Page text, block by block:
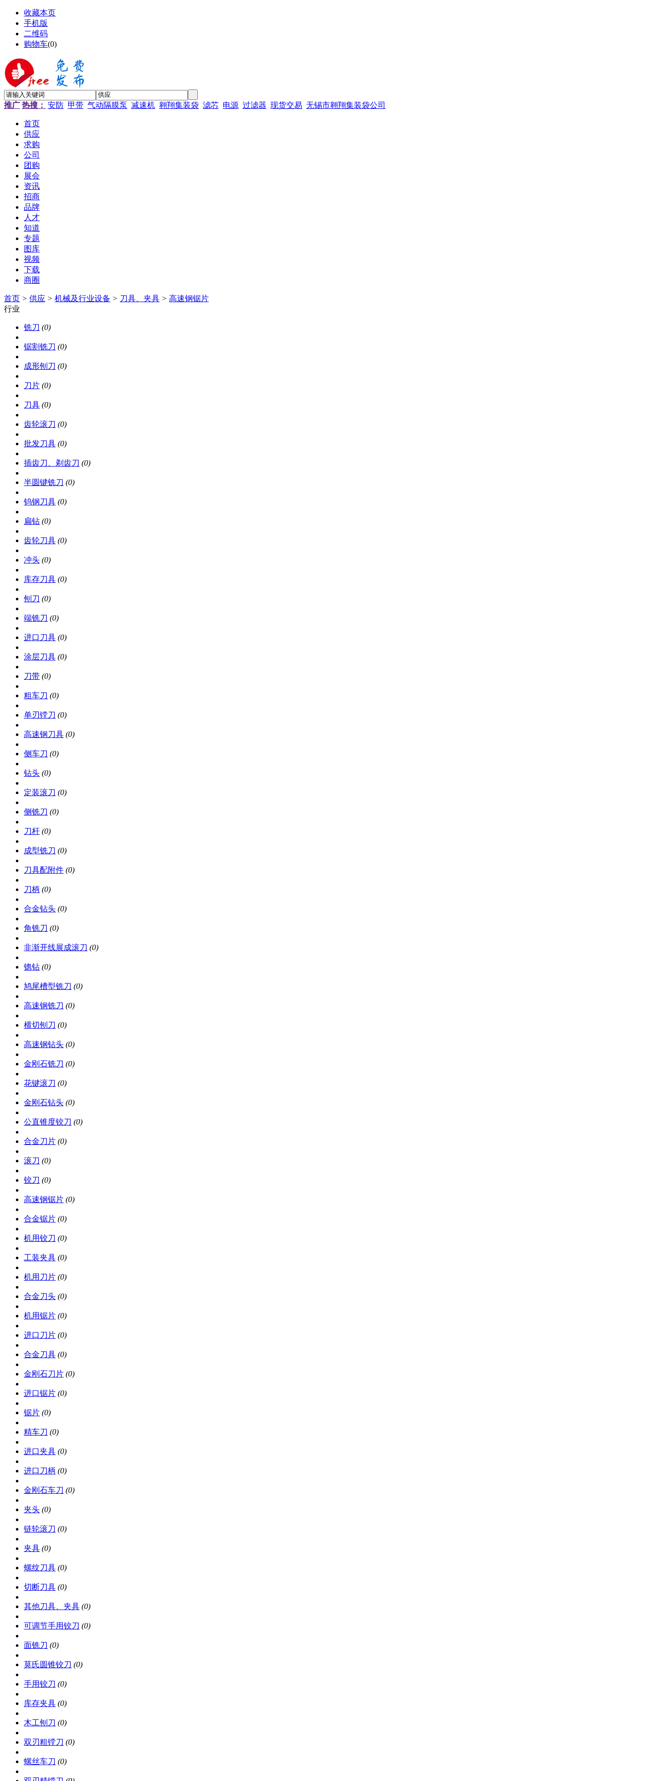
收藏本页
手机版
二维码
购物车(0)
推广 热搜： 安防 甲带 气动隔膜泵 减速机 翱翔集装袋 滤芯 电源 过滤器 现货交易 无锡市翱翔集装袋公司
首页
供应
求购
公司
团购
展会
资讯
招商
品牌
人才
知道
专题
图库
视频
下载
商圈
首页 > 供应 > 机械及行业设备 > 刀具、夹具 > 高速钢锯片
行业
铣刀 (0)
锯割铣刀 (0)
成形刨刀 (0)
刀片 (0)
刀具 (0)
齿轮滚刀 (0)
批发刀具 (0)
插齿刀、剃齿刀 (0)
半圆键铣刀 (0)
钨钢刀具 (0)
扁钻 (0)
齿轮刀具 (0)
冲头 (0)
库存刀具 (0)
刨刀 (0)
端铣刀 (0)
进口刀具 (0)
涂层刀具 (0)
刀带 (0)
粗车刀 (0)
单刃镗刀 (0)
高速钢刀具 (0)
侧车刀 (0)
钻头 (0)
定装滚刀 (0)
侧铣刀 (0)
刀杆 (0)
成型铣刀 (0)
刀具配附件 (0)
刀柄 (0)
合金钻头 (0)
角铣刀 (0)
非渐开线展成滚刀 (0)
锪钻 (0)
鸠尾槽型铣刀 (0)
高速钢铣刀 (0)
横切刨刀 (0)
高速钢钻头 (0)
金刚石铣刀 (0)
花键滚刀 (0)
金刚石钻头 (0)
公直锥度铰刀 (0)
合金刀片 (0)
滚刀 (0)
铰刀 (0)
高速钢锯片 (0)
合金锯片 (0)
机用铰刀 (0)
工装夹具 (0)
机用刀片 (0)
合金刀头 (0)
机用锯片 (0)
进口刀片 (0)
合金刀具 (0)
金刚石刀片 (0)
进口锯片 (0)
锯片 (0)
精车刀 (0)
进口夹具 (0)
进口刀柄 (0)
金刚石车刀 (0)
夹头 (0)
链轮滚刀 (0)
夹具 (0)
螺纹刀具 (0)
切断刀具 (0)
其他刀具、夹具 (0)
可调节手用铰刀 (0)
面铣刀 (0)
莫氏圆锥铰刀 (0)
手用铰刀 (0)
库存夹具 (0)
木工刨刀 (0)
双刃粗镗刀 (0)
螺丝车刀 (0)